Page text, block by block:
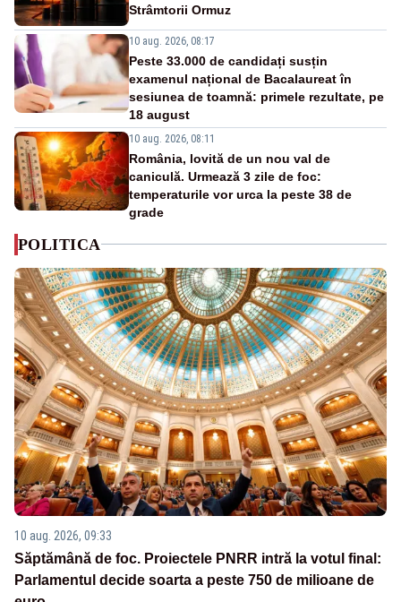
Strâmtorii Ormuz
10 aug. 2026, 08:17
Peste 33.000 de candidați susțin
examenul național de Bacalaureat în
sesiunea de toamnă: primele rezultate, pe
18 august
10 aug. 2026, 08:11
România, lovită de un nou val de
caniculă. Urmează 3 zile de foc:
temperaturile vor urca la peste 38 de
grade
POLITICA
10 aug. 2026, 09:33
Săptămână de foc. Proiectele PNRR intră la votul final:
Parlamentul decide soarta a peste 750 de milioane de